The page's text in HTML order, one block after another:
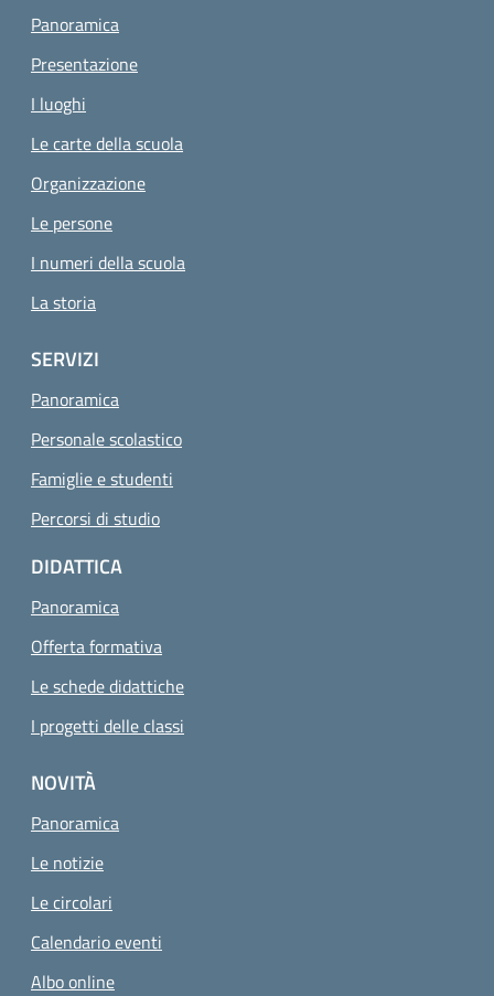
Panoramica
Presentazione
I luoghi
Le carte della scuola
Organizzazione
Le persone
I numeri della scuola
La storia
SERVIZI
Panoramica
Personale scolastico
Famiglie e studenti
Percorsi di studio
DIDATTICA
Panoramica
Offerta formativa
Le schede didattiche
I progetti delle classi
NOVITÀ
Panoramica
Le notizie
Le circolari
Calendario eventi
Albo online